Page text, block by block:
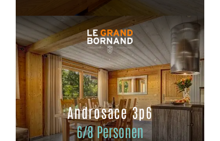
Androsace 3p6
6/8 Personen